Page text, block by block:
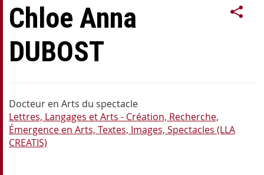
Chloe Anna
DUBOST
Docteur en Arts du spectacle
Lettres, Langages et Arts - Création, Recherche,
Émergence en Arts, Textes, Images, Spectacles (LLA
CREATIS)